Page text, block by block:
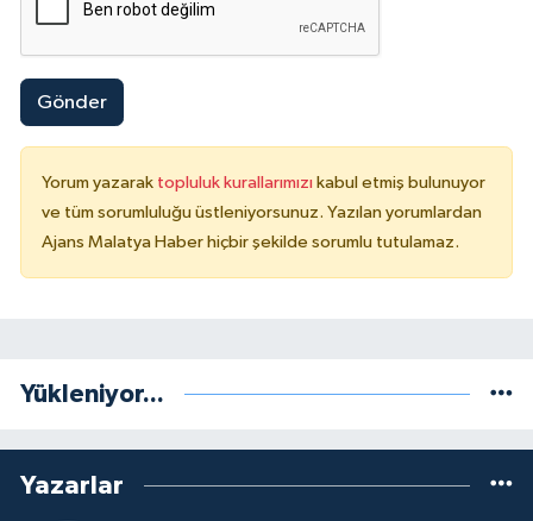
Gönder
Yorum yazarak topluluk kurallarımızı kabul etmiş bulunuyor
ve tüm sorumluluğu üstleniyorsunuz. Yazılan yorumlardan
Ajans Malatya Haber hiçbir şekilde sorumlu tutulamaz.
Yükleniyor...
Yazarlar